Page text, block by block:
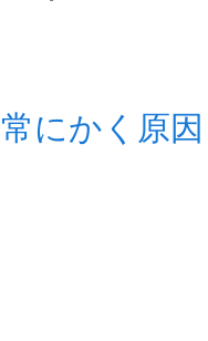
にかく原因